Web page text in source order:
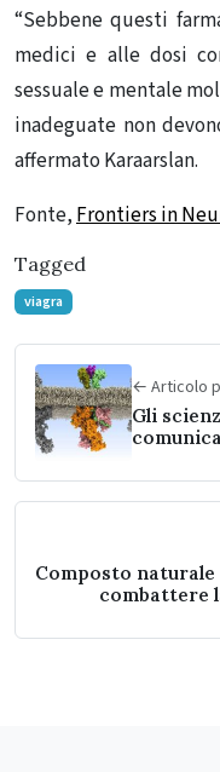
“Sebbene questi
medici e alle dosi
sessuale e mentale
inadeguate non
affermato Karaarslan.
Fonte, Frontiers in
Tagged
viagra
← Articolo
Gli
comunicazioni tra le
Composto
combattere